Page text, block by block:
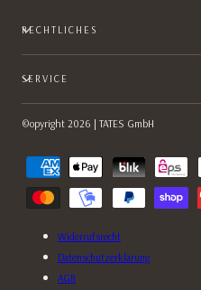
RECHTLICHES
SERVICE
©opyright 2026 | TATES GmbH
Zahlungsmethoden
Widerrufsrecht
Datenschutzerklärung
AGB